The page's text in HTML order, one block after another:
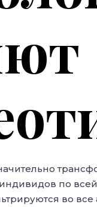
по
во все